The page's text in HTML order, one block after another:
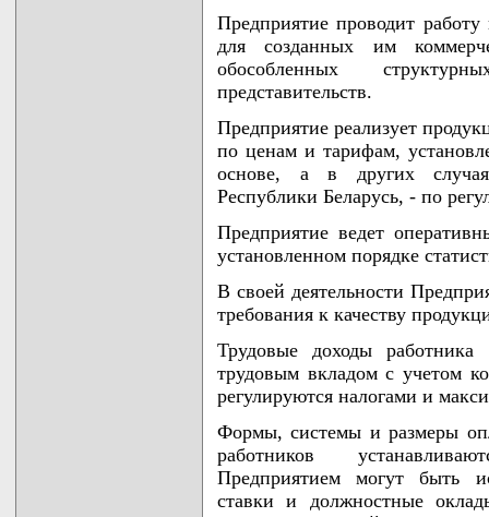
Предприятие проводит
для созданных им
обособленных
представительств.
Предприятие реализует
по ценам и тарифам,
основе, а в других
Республики Беларусь, - по
Предприятие ведет
установленном порядке
В своей деятельности
требования к качеству
Трудовые доходы
трудовым вкладом с учетом
регулируются налогами и
Формы, системы и размеры
работников
Предприятием могут быть
ставки и должностные